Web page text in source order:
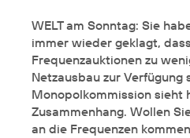
WELT am Sonntag: Sie
immer wieder geklagt,
Frequenzauktionen zu
Netzausbau zur Verfügung
Monopolkommission sieht
Zusammenhang. Wollen
an die Frequenzen